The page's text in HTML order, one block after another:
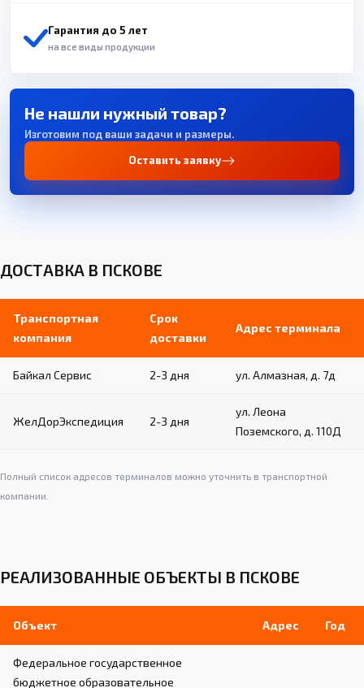
Гарантия до 5 лет
на все виды продукции
Не нашли нужный товар?
Изготовим под ваши задачи и размеры.
Оставить заявку
ДОСТАВКА В ПСКОВЕ
Транспортная
компания
Срок
доставки
Адрес терминала
Байкал Сервис 2-3 дня ул. Алмазная, д. 7д
ЖелДорЭкспедиция 2-3 дня
ул. Леона
Поземского, д. 110Д
Полный список адресов терминалов можно уточнить в транспортной
компании.
РЕАЛИЗОВАННЫЕ ОБЪЕКТЫ В ПСКОВЕ
Объект Адрес Год
Федеральное государственное
бюджетное образовательное